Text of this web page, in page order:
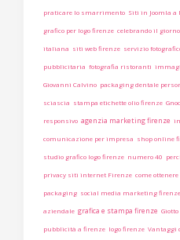
praticare lo smarrimento Siti in Joomla a
grafico per logo firenze celebrando il
italiana siti web firenze servizio
pubblicitaria fotografia ristoranti
Giovanni Calvino packaging dentale
sciascia stampa etichette olio firenze
responsivo agenzia marketing firenze
comunicazione per impresa shop online
studio grafico logo firenze numero 40
privacy siti internet Firenze come
packaging social media marketing firenze
aziendale grafica e stampa firenze Giotto
pubblicità a firenze logo firenze Vantaggi